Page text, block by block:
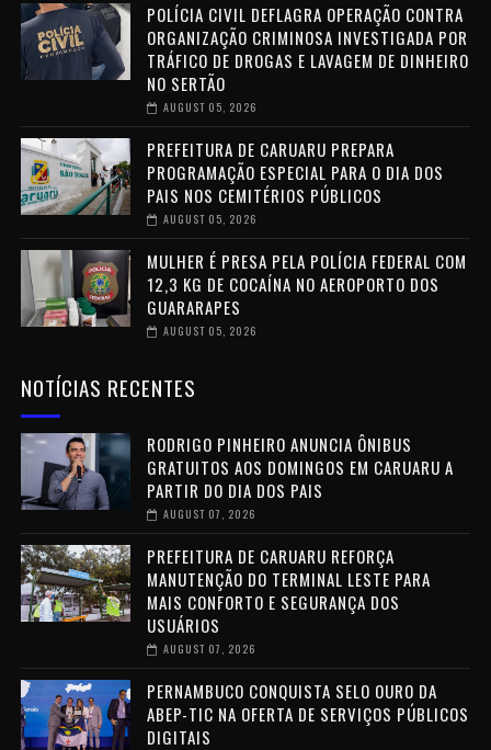
POLÍCIA CIVIL DEFLAGRA OPERAÇÃO CONTRA
ORGANIZAÇÃO CRIMINOSA INVESTIGADA POR
TRÁFICO DE DROGAS E LAVAGEM DE DINHEIRO
NO SERTÃO
AUGUST 05, 2026
PREFEITURA DE CARUARU PREPARA
PROGRAMAÇÃO ESPECIAL PARA O DIA DOS
PAIS NOS CEMITÉRIOS PÚBLICOS
AUGUST 05, 2026
MULHER É PRESA PELA POLÍCIA FEDERAL COM
12,3 KG DE COCAÍNA NO AEROPORTO DOS
GUARARAPES
AUGUST 05, 2026
NOTÍCIAS RECENTES
RODRIGO PINHEIRO ANUNCIA ÔNIBUS
GRATUITOS AOS DOMINGOS EM CARUARU A
PARTIR DO DIA DOS PAIS
AUGUST 07, 2026
PREFEITURA DE CARUARU REFORÇA
MANUTENÇÃO DO TERMINAL LESTE PARA
MAIS CONFORTO E SEGURANÇA DOS
USUÁRIOS
AUGUST 07, 2026
PERNAMBUCO CONQUISTA SELO OURO DA
ABEP-TIC NA OFERTA DE SERVIÇOS PÚBLICOS
DIGITAIS